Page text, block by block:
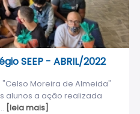
SEEP - ABRIL/2022
"Celso Moreira de Almeida"
alunos a ação realizada
[leia mais]